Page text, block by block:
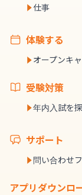
仕事
体験する
オープンキ
受験対策
年内入試を
サポート
問い合わせ
アプリダウンロ